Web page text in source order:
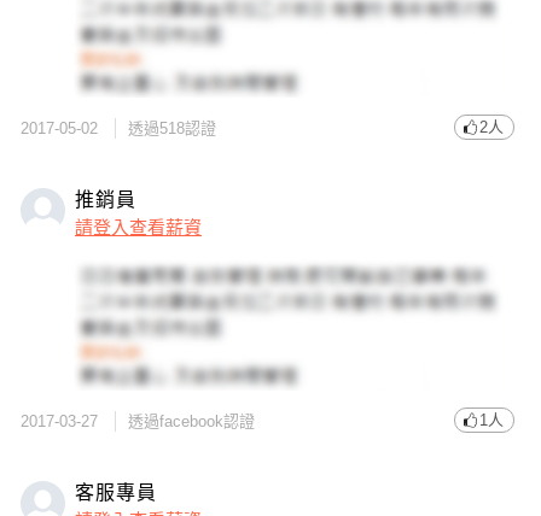
2017-05-02 透過518認證 2人
推銷員
請登入查看薪資
2017-03-27 透過facebook認證 1人
客服專員